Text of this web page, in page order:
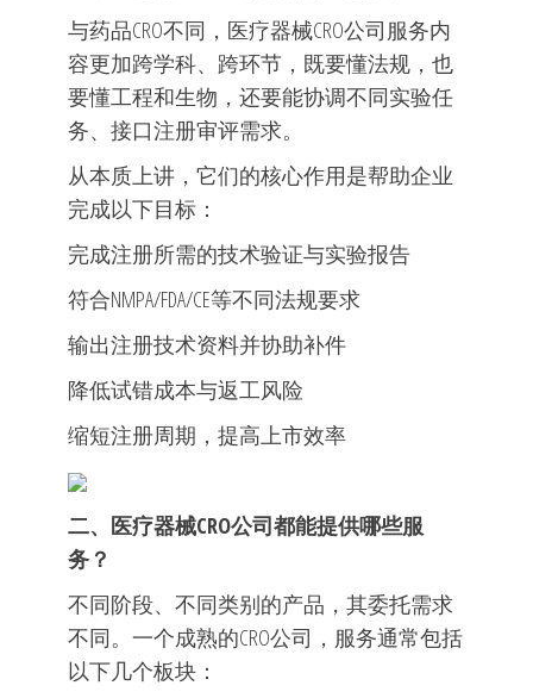
与药品CRO不同，医疗器械CRO公司服务内
容更加跨学科、跨环节，既要懂法规，也
要懂工程和生物，还要能协调不同实验任
务、接口注册审评需求。
从本质上讲，它们的核心作用是帮助企业
完成以下目标：
完成注册所需的技术验证与实验报告
符合NMPA/FDA/CE等不同法规要求
输出注册技术资料并协助补件
降低试错成本与返工风险
缩短注册周期，提高上市效率
二、医疗器械CRO公司都能提供哪些服
务？
不同阶段、不同类别的产品，其委托需求
不同。一个成熟的CRO公司，服务通常包括
以下几个板块：